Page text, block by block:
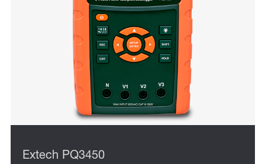
Extech PQ3450